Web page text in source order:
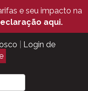
e seu impacto na
aqui.
Login de